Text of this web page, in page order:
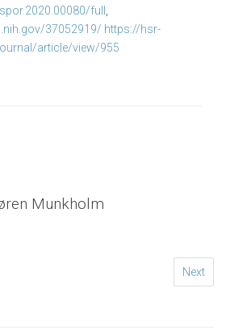
full ,
37052919/ https://hsr-
article/view/955
Munkholm
Next